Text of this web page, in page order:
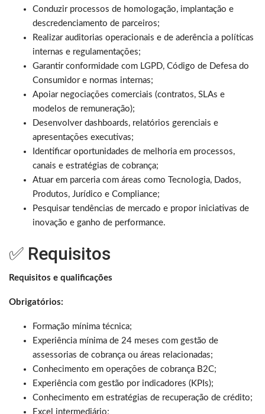
Conduzir processos de homologação, implantação e
descredenciamento de parceiros;
Realizar auditorias operacionais e de aderência a políticas
internas e regulamentações;
Garantir conformidade com LGPD, Código de Defesa do
Consumidor e normas internas;
Apoiar negociações comerciais (contratos, SLAs e
modelos de remuneração);
Desenvolver dashboards, relatórios gerenciais e
apresentações executivas;
Identificar oportunidades de melhoria em processos,
canais e estratégias de cobrança;
Atuar em parceria com áreas como Tecnologia, Dados,
Produtos, Jurídico e Compliance;
Pesquisar tendências de mercado e propor iniciativas de
inovação e ganho de performance.
✅ Requisitos
Requisitos e qualificações
Obrigatórios:
Formação mínima técnica;
Experiência mínima de 24 meses com gestão de
assessorias de cobrança ou áreas relacionadas;
Conhecimento em operações de cobrança B2C;
Experiência com gestão por indicadores (KPIs);
Conhecimento em estratégias de recuperação de crédito;
Excel intermediário;